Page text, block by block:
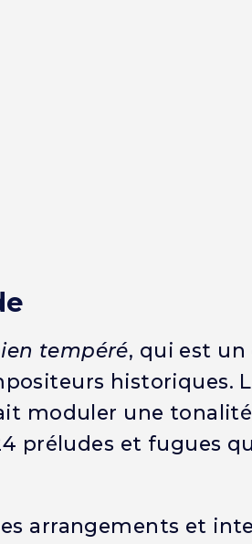
tempéré, qui est
historiques.
moduler une
préludes et fugues
arrangements et